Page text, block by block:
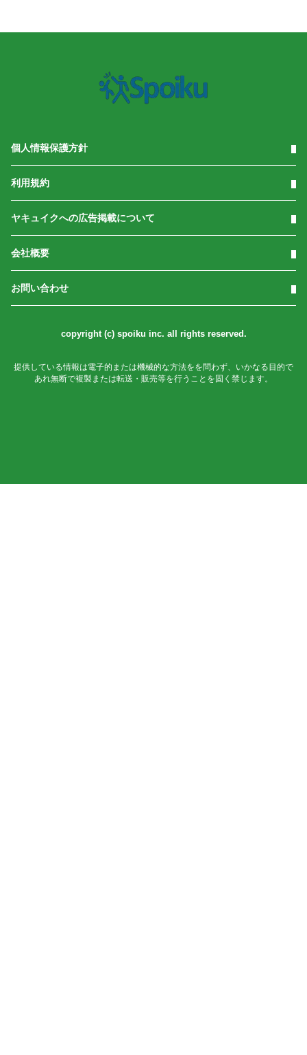
個人情報保護方針
利用規約
ヤキュイクへの広告掲載について
会社概要
お問い合わせ
copyright (c) spoiku inc. all rights reserved.
提供している情報は電子的または機械的な方法をを問わず、いかなる目的で
あれ無断で複製または転送・販売等を行うことを固く禁じます。